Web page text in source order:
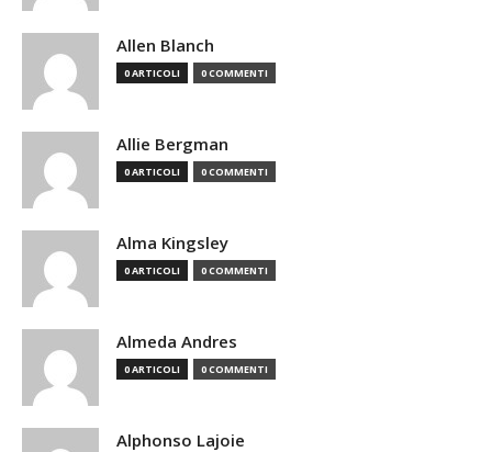
Allen Blanch
0 ARTICOLI 0 COMMENTI
Allie Bergman
0 ARTICOLI 0 COMMENTI
Alma Kingsley
0 ARTICOLI 0 COMMENTI
Almeda Andres
0 ARTICOLI 0 COMMENTI
Alphonso Lajoie